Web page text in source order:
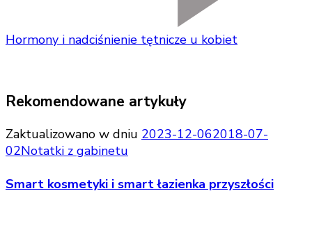
Hormony i nadciśnienie tętnicze u kobiet
Rekomendowane artykuły
Zaktualizowano w dniu 2023-12-062018-07-
02Notatki z gabinetu
Smart kosmetyki i smart łazienka przyszłości